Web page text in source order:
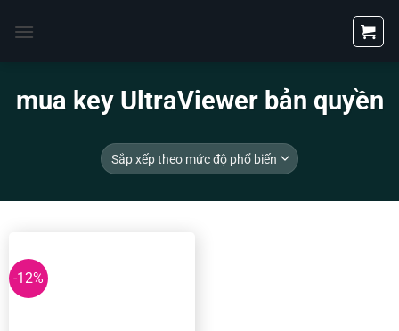
qua
mua key UltraViewer bản quyền
-12%